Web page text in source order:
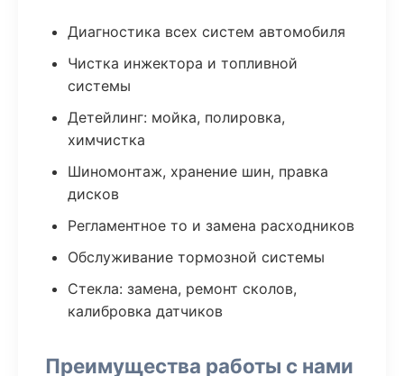
Диагностика всех систем автомобиля
Чистка инжектора и топливной
системы
Детейлинг: мойка, полировка,
химчистка
Шиномонтаж, хранение шин, правка
дисков
Регламентное то и замена расходников
Обслуживание тормозной системы
Стекла: замена, ремонт сколов,
калибровка датчиков
Преимущества работы с нами